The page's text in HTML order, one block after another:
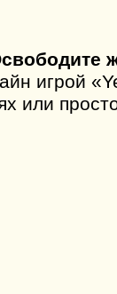
игрой
или